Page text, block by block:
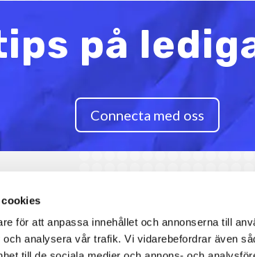
för att anpassa innehållet och annonserna till
analysera vår trafik. Vi vidarebefordrar även
på
Connecta med oss